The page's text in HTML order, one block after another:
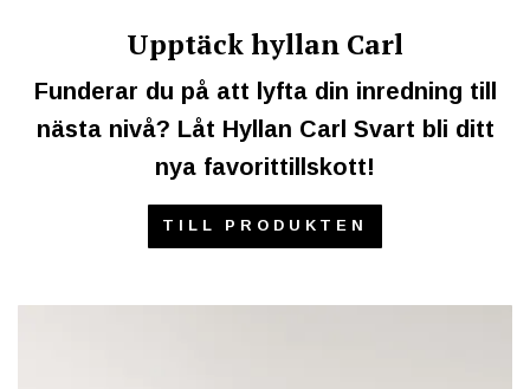
Upptäck hyllan Carl
Funderar du på att lyfta din inredning till
nästa nivå? Låt Hyllan Carl Svart bli ditt
nya favorittillskott!
TILL PRODUKTEN